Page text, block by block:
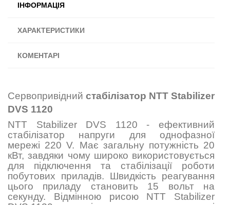
ІНФОРМАЦІЯ
ХАРАКТЕРИСТИКИ
КОМЕНТАРІ
Сервопривідний стабілізатор NTT Stabilizer
DVS 1120
NTT Stabilizer DVS 1120 - ефективний
стабілізатор напруги для однофазної
мережі 220 V. Має загальну потужність 20
кВт, завдяки чому широко використовується
для підключення та стабілізації роботи
побутових приладів. Швидкість реагування
цього приладу становить 15 вольт на
секунду. Відмінною рисою NTT Stabilizer